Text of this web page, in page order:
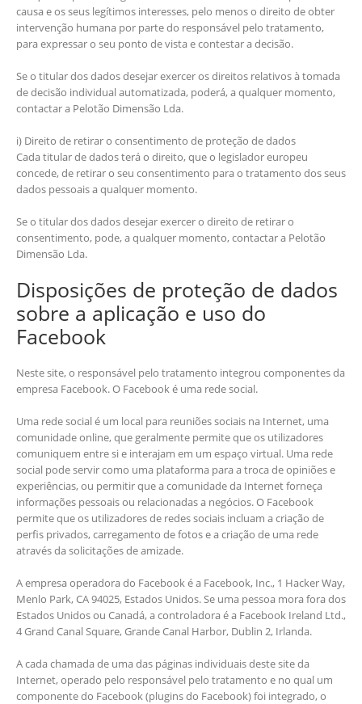
causa e os seus legítimos interesses, pelo menos o direito de obter
intervenção humana por parte do responsável pelo tratamento,
para expressar o seu ponto de vista e contestar a decisão.
Se o titular dos dados desejar exercer os direitos relativos à tomada
de decisão individual automatizada, poderá, a qualquer momento,
contactar a Pelotão Dimensão Lda.
i) Direito de retirar o consentimento de proteção de dados
Cada titular de dados terá o direito, que o legislador europeu
concede, de retirar o seu consentimento para o tratamento dos seus
dados pessoais a qualquer momento.
Se o titular dos dados desejar exercer o direito de retirar o
consentimento, pode, a qualquer momento, contactar a Pelotão
Dimensão Lda.
Disposições de proteção de dados
sobre a aplicação e uso do
Facebook
Neste site, o responsável pelo tratamento integrou componentes da
empresa Facebook. O Facebook é uma rede social.
Uma rede social é um local para reuniões sociais na Internet, uma
comunidade online, que geralmente permite que os utilizadores
comuniquem entre si e interajam em um espaço virtual. Uma rede
social pode servir como uma plataforma para a troca de opiniões e
experiências, ou permitir que a comunidade da Internet forneça
informações pessoais ou relacionadas a negócios. O Facebook
permite que os utilizadores de redes sociais incluam a criação de
perfis privados, carregamento de fotos e a criação de uma rede
através da solicitações de amizade.
A empresa operadora do Facebook é a Facebook, Inc., 1 Hacker Way,
Menlo Park, CA 94025, Estados Unidos. Se uma pessoa mora fora dos
Estados Unidos ou Canadá, a controladora é a Facebook Ireland Ltd.,
4 Grand Canal Square, Grande Canal Harbor, Dublin 2, Irlanda.
A cada chamada de uma das páginas individuais deste site da
Internet, operado pelo responsável pelo tratamento e no qual um
componente do Facebook (plugins do Facebook) foi integrado, o